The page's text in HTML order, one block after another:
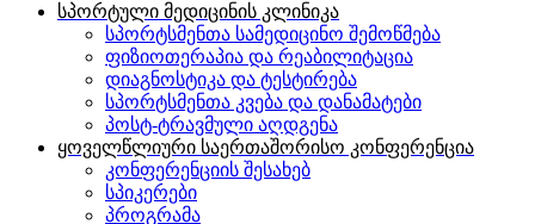
სპორტული მედიცინის კლინიკა
სპორტსმენთა სამედიცინო შემოწმება
ფიზიოთერაპია და რეაბილიტაცია
დიაგნოსტიკა და ტესტირება
სპორტსმენთა კვება და დანამატები
პოსტ-ტრავმული აღდგენა
ყოველწლიური საერთაშორისო კონფერენცია
კონფერენციის შესახებ
სპიკერები
პროგრამა